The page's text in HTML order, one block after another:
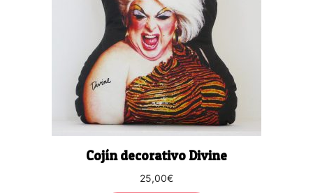
Cojín decorativo Divine
25,00€